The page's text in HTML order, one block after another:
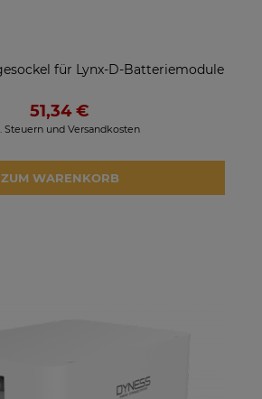
für Lynx-D-Batteriemodule
51,34 €
Steuern und Versandkosten
ZUM WARENKORB